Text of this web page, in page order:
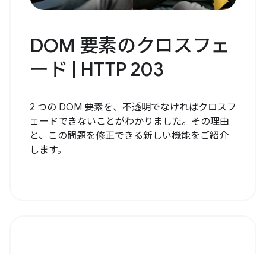
DOM 要素のクロスフェ
ード | HTTP 203
2 つの DOM 要素を、不透明でなければクロスフ
ェードできないことがわかりました。その理由
と、この問題を修正できる新しい機能をご紹介
します。